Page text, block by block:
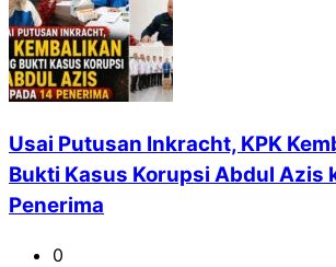
Usai Putusan Inkracht, KPK
Bukti Kasus Korupsi Abdul Azis
Penerima
0